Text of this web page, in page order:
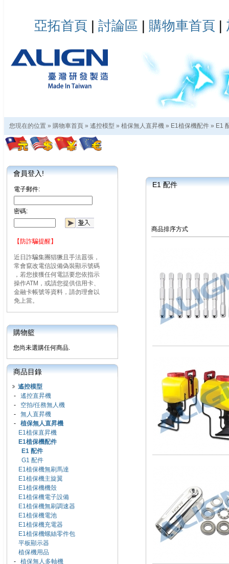
亞拓首頁 | 討論區 | 購物車首頁 |
您現在的位置 » 購物車首頁 » 遙控模型 » 植保無人直昇機 » E1植保機配件 » E1
會員登入!
電子郵件:
密碼:
【防詐騙提醒】
近日詐騙集團猖獗且手法囂張，
常會竄改電信設備偽裝顯示號碼
，若您接獲任何電話要您依指示
操作ATM，或請您提供信用卡、
金融卡帳號等資料，請勿理會以
免上當。
購物籃
您尚未選購任何商品.
商品目錄
遙控模型
- 遙控直昇機
- 空拍/任務無人機
- 無人直昇機
- 植保無人直昇機
E1植保直昇機
E1植保機配件
E1 配件
G1 配件
E1植保機無刷馬達
E1植保機主旋翼
E1植保機機殼
E1植保機電子設備
E1植保機無刷調速器
E1植保機電池
E1植保機充電器
E1植保機螺絲零件包
平板顯示器
植保機用品
- 植保無人多軸機
E1 配件
商品排序方式